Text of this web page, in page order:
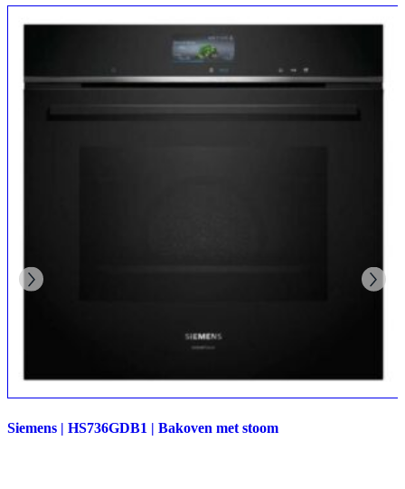
Siemens | HS736GDB1 | Bakoven met stoom